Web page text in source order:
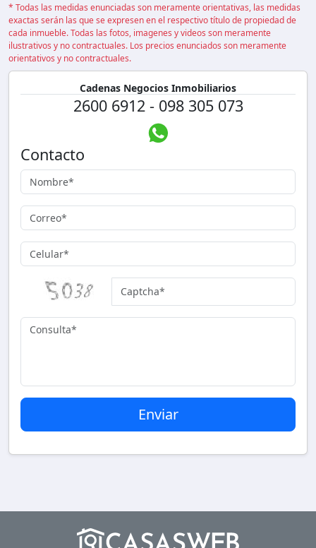
* Todas las medidas enunciadas son meramente orientativas, las medidas
exactas serán las que se expresen en el respectivo título de propiedad de
cada inmueble. Todas las fotos, imagenes y videos son meramente
ilustrativos y no contractuales. Los precios enunciados son meramente
orientativos y no contractuales.
Cadenas Negocios Inmobiliarios
2600 6912 - 098 305 073
Contacto